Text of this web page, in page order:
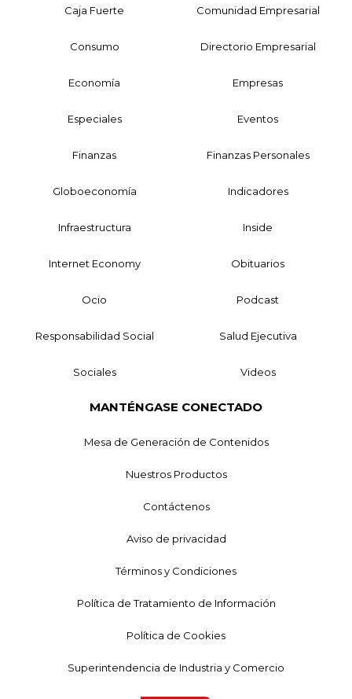
Caja Fuerte Comunidad Empresarial
Consumo Directorio Empresarial
Economía Empresas
Especiales Eventos
Finanzas Finanzas Personales
Globoeconomía Indicadores
Infraestructura Inside
Internet Economy Obituarios
Ocio Podcast
Responsabilidad Social Salud Ejecutiva
Sociales Videos
MANTÉNGASE CONECTADO
Mesa de Generación de Contenidos
Nuestros Productos
Contáctenos
Aviso de privacidad
Términos y Condiciones
Política de Tratamiento de Información
Política de Cookies
Superintendencia de Industria y Comercio